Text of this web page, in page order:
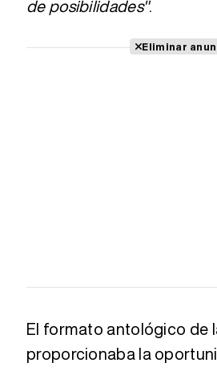
de posibilidades".
Eliminar
El formato antológico de
proporcionaba la